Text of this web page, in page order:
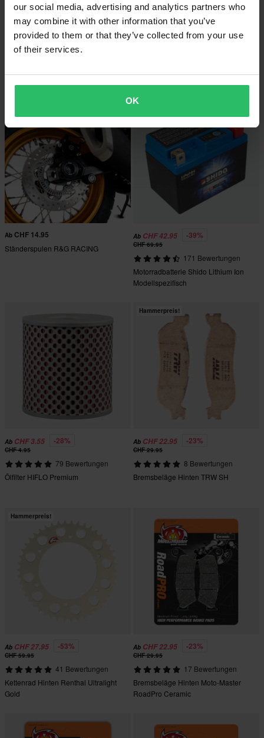
our social media, advertising and analytics partners who
may combine it with other information that you’ve
provided to them or that they’ve collected from your use
of their services.
OK
CHF 42.95 -46%
CHF 79.95
225 Bewertungen
Modellspezifisch
CHF 82.95
Ab CHF 14.95
Ständerspulen R&G RACING
Ab CHF 42.95 -39%
CHF 69.95
171 Bewertungen
Motorradbatterie Shido Lithium Ion
Modellspezifisch
Ab CHF 3.55 -28%
CHF 4.95
79 Bewertungen
Ölfilter HIFLO Premium
Hammerpreis!
Ab CHF 22.95 -23%
CHF 29.95
8 Bewertungen
Bremsbeläge Hinten TRW SH
Hammerpreis!
Ab CHF 27.95 -53%
CHF 59.95
41 Bewertungen
Kettenrad Hinten Renthal Ultralight
Gold
Ab CHF 22.95 -23%
CHF 29.95
17 Bewertungen
Bremsbeläge Hinten Moto-Master
RoadPro Ceramic